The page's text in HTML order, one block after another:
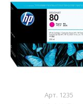
Арт. 1235